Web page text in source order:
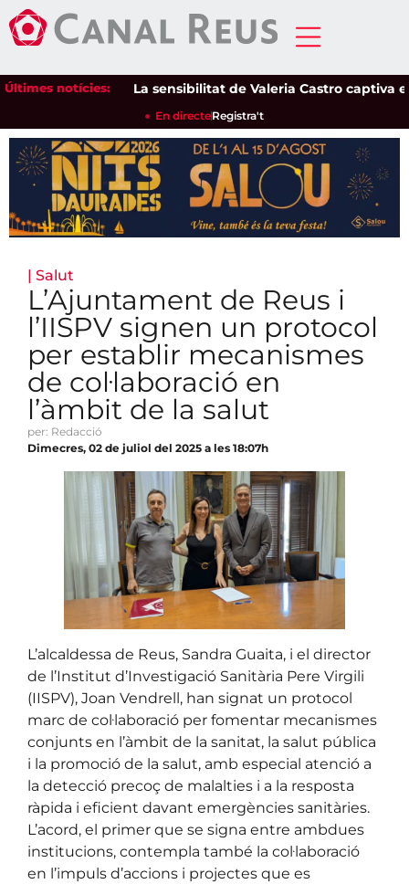
Últimes notícies:La sensibilitat de Valeria Castro captiva el
En directeRegistra't
| Salut
L’Ajuntament de Reus i
l’IISPV signen un protocol
per establir mecanismes
de col·laboració en
l’àmbit de la salut
per: Redacció
Dimecres, 02 de juliol del 2025 a les 18:07h
L’alcaldessa de Reus, Sandra Guaita, i el director
de l’Institut d’Investigació Sanitària Pere Virgili
(IISPV), Joan Vendrell, han signat un protocol
marc de col·laboració per fomentar mecanismes
conjunts en l’àmbit de la sanitat, la salut pública
i la promoció de la salut, amb especial atenció a
la detecció precoç de malalties i a la resposta
ràpida i eficient davant emergències sanitàries.
L’acord, el primer que se signa entre ambdues
institucions, contempla també la col·laboració
en l’impuls d’accions i projectes que es